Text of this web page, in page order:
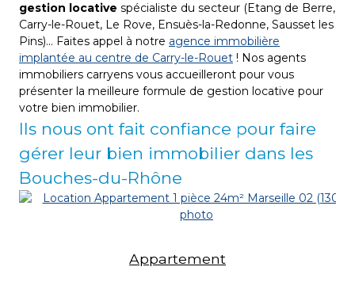
gestion locative spécialiste du secteur (Etang de Berre,
Carry-le-Rouet, Le Rove, Ensuès-la-Redonne, Sausset les
Pins)... Faites appel à notre agence immobilière
implantée au centre de Carry-le-Rouet ! Nos agents
immobiliers carryens vous accueilleront pour vous
présenter la meilleure formule de gestion locative pour
votre bien immobilier.
Ils nous ont fait confiance pour faire
gérer leur bien immobilier dans les
Bouches-du-Rhône
Appartement